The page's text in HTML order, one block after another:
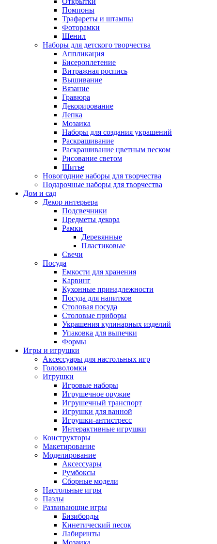
Помпоны
Трафареты и штампы
Фоторамки
Шенил
Наборы для детского творчества
Аппликация
Бисероплетение
Витражная роспись
Вышивание
Вязание
Гравюра
Декорирование
Лепка
Мозаика
Наборы для создания украшений
Раскрашивание
Раскрашивание цветным песком
Рисование светом
Шитье
Новогодние наборы для творчества
Подарочные наборы для творчества
Дом и сад
Декор интерьера
Подсвечники
Предметы декора
Рамки
Деревянные
Пластиковые
Свечи
Посуда
Емкости для хранения
Карвинг
Кухонные принадлежности
Посуда для напитков
Столовая посуда
Столовые приборы
Украшения кулинарных изделий
Упаковка для выпечки
Формы
Игры и игрушки
Аксессуары для настольных игр
Головоломки
Игрушки
Игровые наборы
Игрушечное оружие
Игрушечный транспорт
Игрушки для ванной
Игрушки-антистресс
Интерактивные игрушки
Конструкторы
Макетирование
Моделирование
Аксессуары
Румбоксы
Сборные модели
Настольные игры
Пазлы
Развивающие игры
Бизиборды
Кинетический песок
Лабиринты
Мозаика